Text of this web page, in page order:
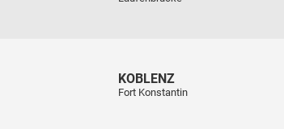
KOBLENZ
Fort Konstantin